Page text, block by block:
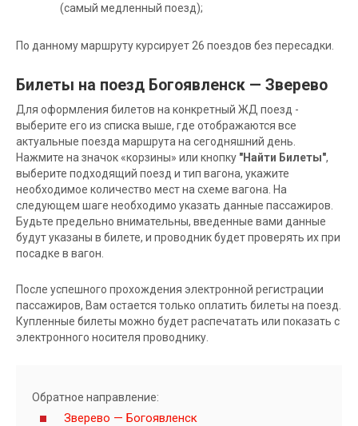
(самый медленный поезд);
По данному маршруту курсирует 26 поездов без пересадки.
Билеты на поезд Богоявленск — Зверево
Для оформления билетов на конкретный ЖД поезд -
выберите его из списка выше, где отображаются все
актуальные поезда маршрута на сегодняшний день.
Нажмите на значок «корзины» или кнопку "Найти Билеты",
выберите подходящий поезд и тип вагона, укажите
необходимое количество мест на схеме вагона. На
следующем шаге необходимо указать данные пассажиров.
Будьте предельно внимательны, введенные вами данные
будут указаны в билете, и проводник будет проверять их при
посадке в вагон.
После успешного прохождения электронной регистрации
пассажиров, Вам остается только оплатить билеты на поезд.
Купленные билеты можно будет распечатать или показать с
электронного носителя проводнику.
Обратное направление:
Зверево — Богоявленск